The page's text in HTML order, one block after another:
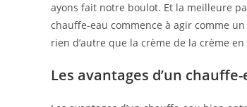
ayons fait notre boulot. Et la meilleure
chauffe-eau commence à agir comme
rien d’autre que la crème de la crème
Les avantages d’un